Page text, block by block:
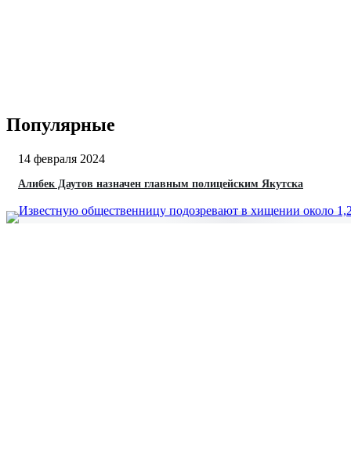
Популярные
14 февраля 2024
Алибек Даутов назначен главным полицейским Якутска